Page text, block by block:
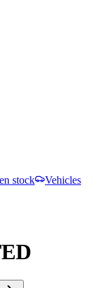
stock
Vehicles